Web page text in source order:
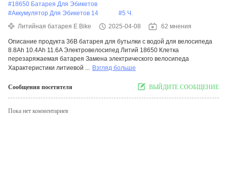
#18650 Батарея Для Эбикетов
#Аккумулятор Для Эбикетов 14 #5 Ч.
Литийная батарея E Bike
2025-04-08 62 мнения
Описание продукта 36В батарея для бутылки с водой для велосипеда
8.8Ah 10.4Ah 11.6A Электровелосипед Литий 18650 Клетка
перезаряжаемая батарея Замена электрического велосипеда
Характеристики литиевой ... Взгляд больше
Сообщения посетителя ВЫЙДИТЕ СООБЩЕНИЕ
Пока нет комментариев